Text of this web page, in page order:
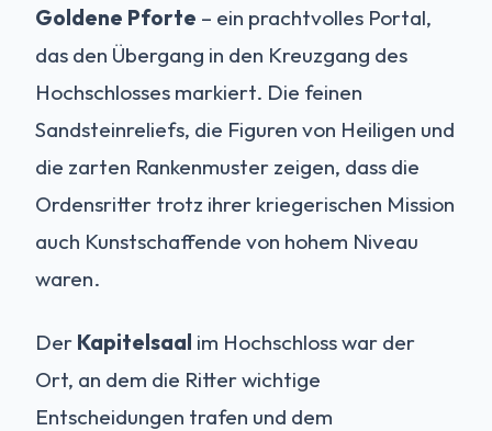
Goldene Pforte – ein prachtvolles Portal,
das den Übergang in den Kreuzgang des
Hochschlosses markiert. Die feinen
Sandsteinreliefs, die Figuren von Heiligen und
die zarten Rankenmuster zeigen, dass die
Ordensritter trotz ihrer kriegerischen Mission
auch Kunstschaffende von hohem Niveau
waren.
Der Kapitelsaal im Hochschloss war der
Ort, an dem die Ritter wichtige
Entscheidungen trafen und dem